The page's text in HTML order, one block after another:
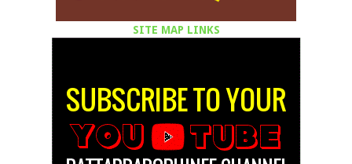
SITE MAP LINKS